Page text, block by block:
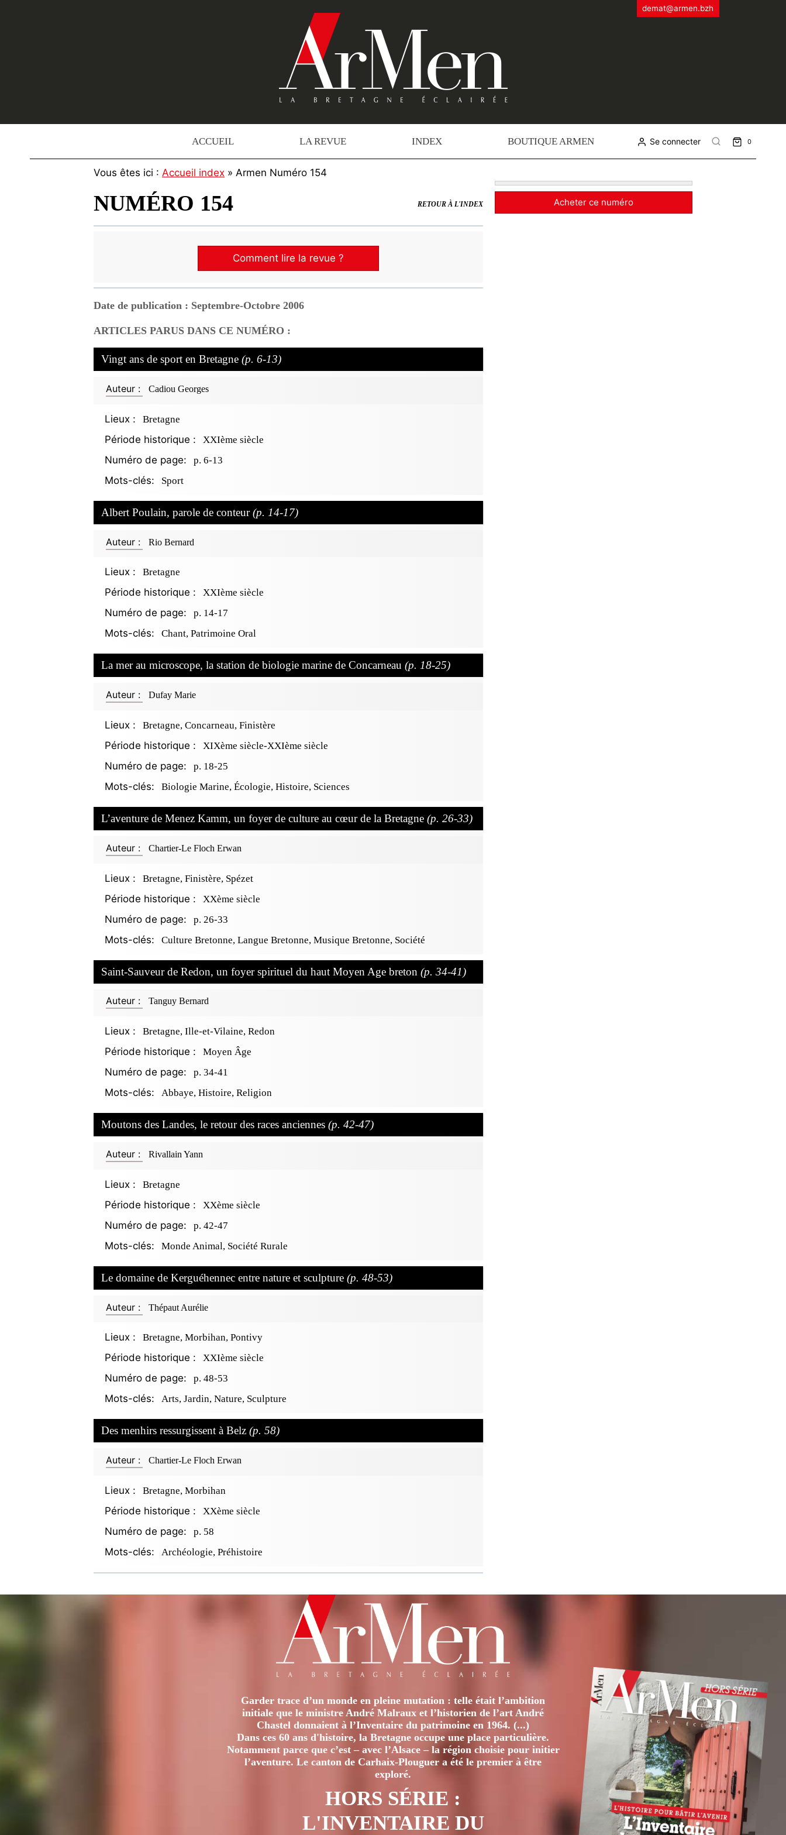
demat@armen.bzh
ACCUEIL LA REVUE INDEX BOUTIQUE ARMEN Se connecter 0
Vous êtes ici : Accueil index » Armen Numéro 154
NUMÉRO 154 RETOUR À L'INDEX
Comment lire la revue ?
Date de publication : Septembre-Octobre 2006
ARTICLES PARUS DANS CE NUMÉRO :
Vingt ans de sport en Bretagne (p. 6-13)
Auteur : Cadiou Georges
Lieux : Bretagne
Période historique : XXIème siècle
Numéro de page: p. 6-13
Mots-clés: Sport
Albert Poulain, parole de conteur(p. 14-17)
Auteur : Rio Bernard
Lieux : Bretagne
Période historique : XXIème siècle
Numéro de page: p. 14-17
Mots-clés: Chant, Patrimoine Oral
La mer au microscope, la station de biologie marine de Concarneau (p. 18-25)
Auteur : Dufay Marie
Lieux : Bretagne, Concarneau, Finistère
Période historique : XIXème siècle-XXIème siècle
Numéro de page: p. 18-25
Mots-clés: Biologie Marine, Écologie, Histoire, Sciences
L’aventure de Menez Kamm, un foyer de culture au cœur de la Bretagne (p. 26-33)
Auteur : Chartier-Le Floch Erwan
Lieux : Bretagne, Finistère, Spézet
Période historique : XXème siècle
Numéro de page: p. 26-33
Mots-clés: Culture Bretonne, Langue Bretonne, Musique Bretonne, Société
Saint-Sauveur de Redon, un foyer spirituel du haut Moyen Age breton (p. 34-41)
Auteur : Tanguy Bernard
Lieux : Bretagne, Ille-et-Vilaine, Redon
Période historique : Moyen Âge
Numéro de page: p. 34-41
Mots-clés: Abbaye, Histoire, Religion
Moutons des Landes, le retour des races anciennes (p. 42-47)
Auteur : Rivallain Yann
Lieux : Bretagne
Période historique : XXème siècle
Numéro de page: p. 42-47
Mots-clés: Monde Animal, Société Rurale
Le domaine de Kerguéhennec entre nature et sculpture (p. 48-53)
Auteur : Thépaut Aurélie
Lieux : Bretagne, Morbihan, Pontivy
Période historique : XXIème siècle
Numéro de page: p. 48-53
Mots-clés: Arts, Jardin, Nature, Sculpture
Des menhirs ressurgissent à Belz (p. 58)
Auteur : Chartier-Le Floch Erwan
Lieux : Bretagne, Morbihan
Période historique : XXème siècle
Numéro de page: p. 58
Mots-clés: Archéologie, Préhistoire
Acheter ce numéro
Garder trace d’un monde en pleine mutation : telle était l’ambition
initiale que le ministre André Malraux et l’historien de l’art André
Chastel donnaient à l’Inventaire du patrimoine en 1964. (...)
Dans ces 60 ans d'histoire, la Bretagne occupe une place particulière.
Notamment parce que c’est – avec l’Alsace – la région choisie pour initier
l’aventure. Le canton de Carhaix-Plouguer a été le premier à être
exploré.
HORS SÉRIE :
L'INVENTAIRE DU